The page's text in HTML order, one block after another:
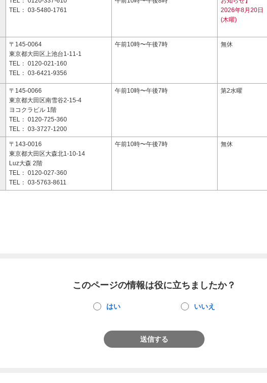
TEL： 03-5480-1761
2026年8月20日
(木曜)
〒145-0064
東京都大田区上池台1-11-1
TEL： 0120-021-160
TEL： 03-6421-9356
午前10時〜午後7時 無休
〒145-0066
東京都大田区南雪谷2-15-4
ヨコクラビル 1階
TEL： 0120-725-360
TEL： 03-3727-1200
午前10時〜午後7時 第2水曜
〒143-0016
東京都大田区大森北1-10-14
Luz大森 2階
TEL： 0120-027-360
TEL： 03-5763-8611
午前10時〜午後7時 無休
このページの情報は役に立ちましたか？
はい いいえ
送信する